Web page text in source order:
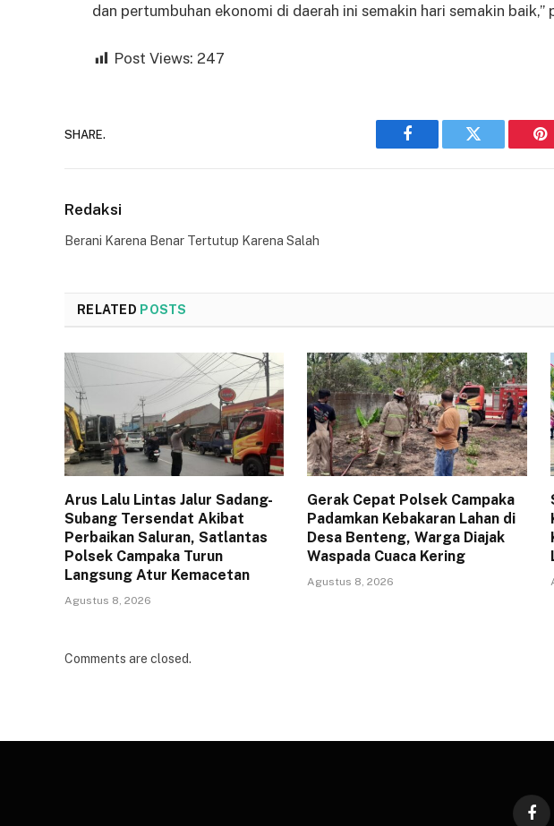
dan pertumbuhan ekonomi di daerah ini semakin hari semakin baik,”
Post Views: 247
SHARE.
Facebook Twitter
Redaksi
Berani Karena Benar Tertutup Karena Salah
RELATED POSTS
Arus Lalu Lintas Jalur Sadang-
Subang Tersendat Akibat
Perbaikan Saluran, Satlantas
Polsek Campaka Turun
Langsung Atur Kemacetan
Agustus 8, 2026
Gerak Cepat Polsek Campaka
Padamkan Kebakaran Lahan di
Desa Benteng, Warga Diajak
Waspada Cuaca Kering
Agustus 8, 2026
Comments are closed.